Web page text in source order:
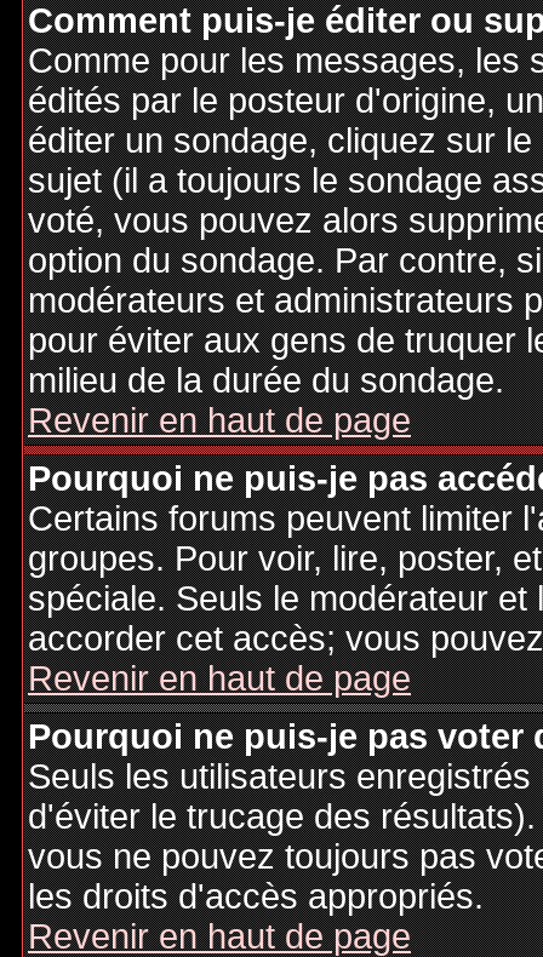
Comment puis-je éditer ou
Comme pour les messages, les
édités par le posteur d'origine,
éditer un sondage, cliquez sur
sujet (il a toujours le sondage
voté, vous pouvez alors
option du sondage. Par contre,
modérateurs et administrateurs
pour éviter aux gens de truquer
milieu de la durée du sondage.
Revenir en haut de page
Pourquoi ne puis-je pas
Certains forums peuvent limiter
groupes. Pour voir, lire, poster,
spéciale. Seuls le modérateur
accorder cet accès; vous
Revenir en haut de page
Pourquoi ne puis-je pas voter
Seuls les utilisateurs
d'éviter le trucage des
vous ne pouvez toujours pas
les droits d'accès appropriés.
Revenir en haut de page